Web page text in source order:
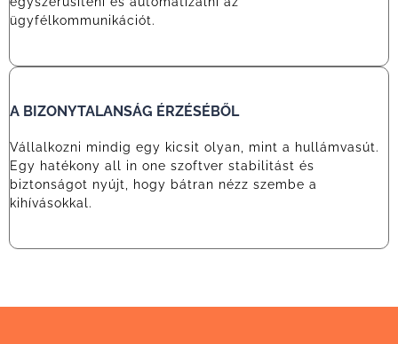
ügyfélkommunikációt.
A BIZONYTALANSÁG ÉRZÉSÉBŐL
Vállalkozni mindig egy kicsit olyan, mint a hullámvasút.
Egy hatékony all in one szoftver stabilitást és
biztonságot nyújt, hogy bátran nézz szembe a
kihívásokkal.